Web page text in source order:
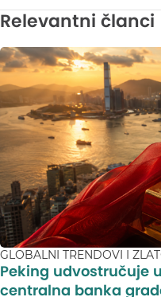
Relevantni članci
GLOBALNI TRENDOVI I
Peking udvostručuje
centralna banka